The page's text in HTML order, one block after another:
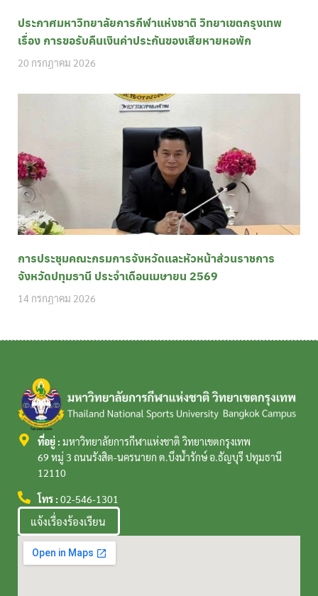
ประกาศมหาวิทยาลัยการกีฬาแห่งชาติ วิทยาเขตกรุงเทพ
เรื่อง การขอรับคืนเงินค่าประกันของเสียหายหอพัก
20 กรกฎาคม 2026
การประชุมคณะกรมการจังหวัดและหัวหน้าส่วนราชการ
จังหวัดปทุมธานี ประจำเดือนเมษายน 2569
14 กรกฎาคม 2026
ที่อยู่ : มหาวิทยาลัยการกีฬาแห่งชาติ วิทยาเขตกรุงเทพ
69 หมู่ 3 ถนนรังสิต-นครนายก ต.บึงน้ำรักษ์ อ.ธัญบุรี ปทุมธานี
12110
โทร : 02-546-1301
แจ้งเรื่องร้องเรียน